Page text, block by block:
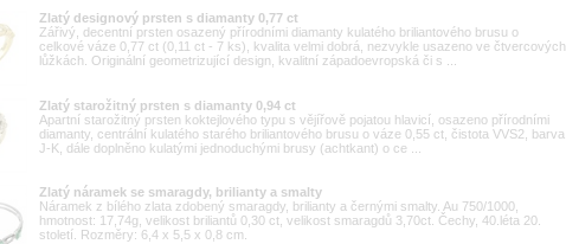
Zlatý designový prsten s diamanty 0,77 ct
Zářivý, decentní prsten osazený přírodními diamanty kulatého briliantového brusu o
celkové váze 0,77 ct (0,11 ct - 7 ks), kvalita velmi dobrá, nezvykle usazeno ve čtvercových
lůžkách. Originální geometrizující design, kvalitní západoevropská či s ...
Zlatý starožitný prsten s diamanty 0,94 ct
Apartní starožitný prsten koktejlového typu s vějířově pojatou hlavicí, osazeno přírodními
diamanty, centrální kulatého starého briliantového brusu o váze 0,55 ct, čistota VVS2, barva
J-K, dále doplněno kulatými jednoduchými brusy (achtkant) o ce ...
Zlatý náramek se smaragdy, brilianty a smalty
Náramek z bílého zlata zdobený smaragdy, brilianty a černými smalty. Au 750/1000,
hmotnost: 17,74g, velikost briliantů 0,30 ct, velikost smaragdů 3,70ct. Čechy, 40.léta 20.
století. Rozměry: 6,4 x 5,5 x 0,8 cm.